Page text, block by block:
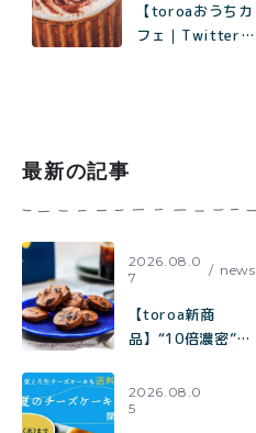
【toroaおうちカ
フェ｜Twitterで
最新の記事
2026.08.0
7
news
【toroa新商
品】“10倍濃密”カ
とくちで、コーヒ
ーが欲しくなる。
2026.08.0
5